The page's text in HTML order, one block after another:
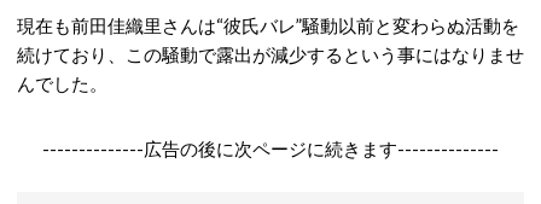
現在も前田佳織里さんは“彼氏バレ”騒動以前と変わらぬ活動を
続けており、この騒動で露出が減少するという事にはなりませ
んでした。
--------------広告の後に次ページに続きます--------------